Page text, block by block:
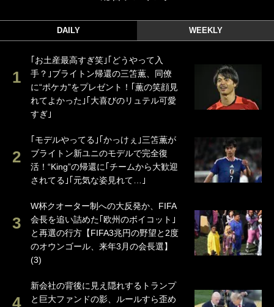
DAILY WEEKLY
｢お土産最高すぎ笑｣｢どうやって入
手？｣ブライトン帰還の三笘薫、同僚
に“ポケカ”をプレゼント！｢薫の笑顔見
れてよかった｣｢大喜びのリュテル可愛
すぎ｣
｢モデルやってる｣｢かっけぇ｣三笘薫が
ブライトン新ユニのモデルで完全復
活！“King”の帰還に｢チームから大歓迎
されてる｣｢元気な姿見れて…｣
W杯クオーター制への大反発か、FIFA
会長を追い詰めた｢欧州のボイコット｣
と再選の行方【FIFA3兆円の野望と2度
のオウンゴール、来年3月の会長選】
(3)
新会社の背後に見え隠れするトランプ
と巨大ファンドの影、ルールすら歪め